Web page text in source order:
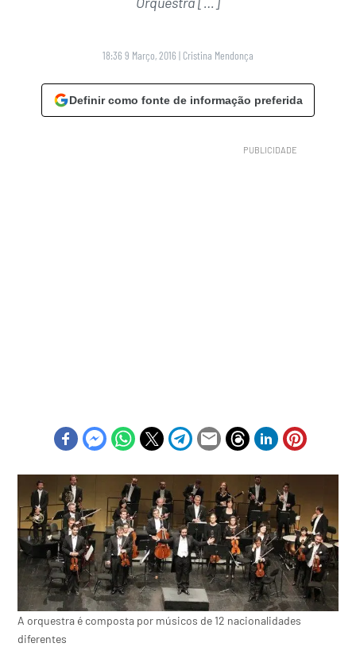
18:36 9 Março, 2016 | Cristina Mendonça
Definir como fonte de informação preferida
A orquestra é composta por músicos de 12 nacionalidades
diferentes